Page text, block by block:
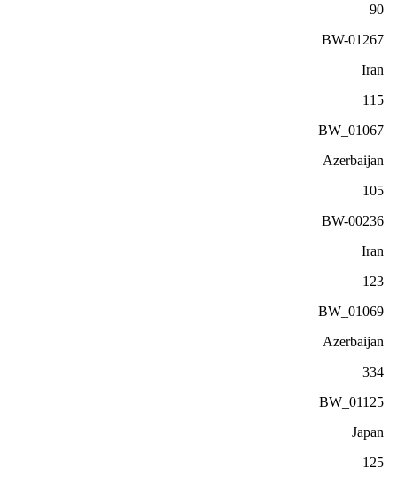
90
BW-01267
Iran
115
BW_01067
Azerbaijan
105
BW-00236
Iran
123
BW_01069
Azerbaijan
334
BW_01125
Japan
125